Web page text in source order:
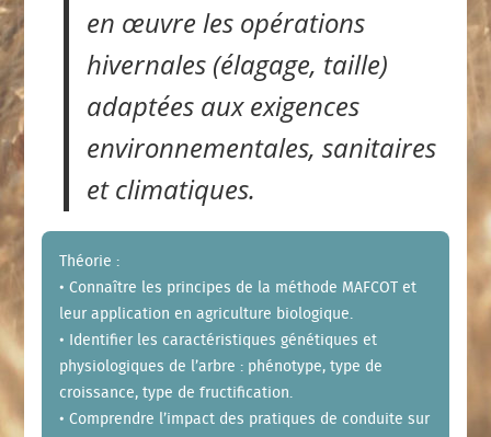
en œuvre les opérations
hivernales (élagage, taille)
adaptées aux exigences
environnementales, sanitaires
et climatiques.
Théorie :
• Connaître les principes de la méthode MAFCOT et
leur application en agriculture biologique.
• Identifier les caractéristiques génétiques et
physiologiques de l’arbre : phénotype, type de
croissance, type de fructification.
• Comprendre l’impact des pratiques de conduite sur